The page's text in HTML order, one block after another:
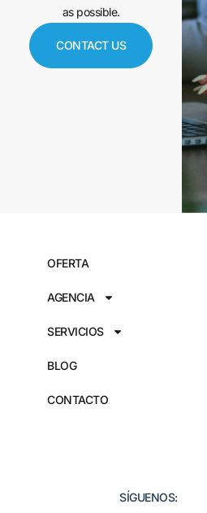
as possible.
CONTACT US
OFERTA
AGENCIA
SERVICIOS
BLOG
CONTACTO
SÍGUENOS:​